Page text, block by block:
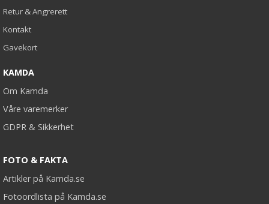
Retur & Angrerett
Kontakt
Gavekort
KAMDA
Om Kamda
Våre varemerker
GDPR & Sikkerhet
FOTO & FAKTA
Artikler på Kamda.se
Fotoordlista på Kamda.se